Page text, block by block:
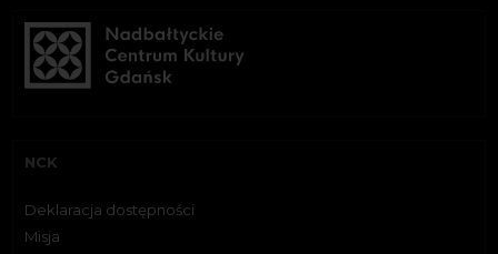
NCK
Deklaracja dostępności
Misja